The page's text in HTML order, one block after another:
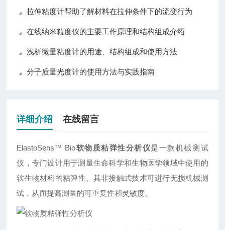
拉伸粘度计帮助了解材料在拉伸条件下的流变行为
在线纳米粒度仪的主要工作原理和结构组成介绍
浅析微量粘度计的用途、结构组成和使用方法
分子质量光度计的使用方法与实践指南
详细介绍 在线留言
ElastoSens™ Bio软物质粘弹性分析仪是一款机械测试
仪，专门设计用于测量生命科学和生物医学领域中使用的
软生物材料的粘弹性。其非接触式技术可进行无损机械测
试，从而提高测量的可重复性和灵敏度。